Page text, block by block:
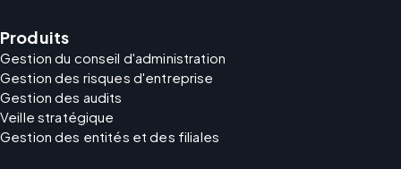
Produits
Gestion du conseil d'administration
Gestion des risques d'entreprise
Gestion des audits
Veille stratégique
Gestion des entités et des filiales